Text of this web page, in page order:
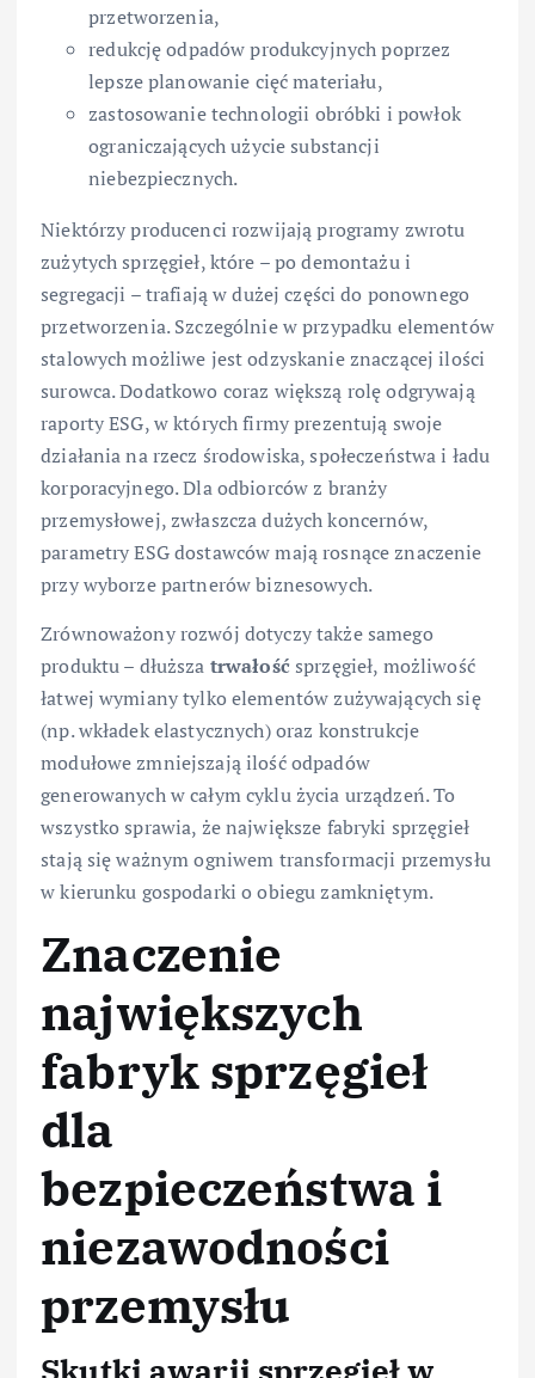
przetworzenia,
redukcję odpadów produkcyjnych poprzez
lepsze planowanie cięć materiału,
zastosowanie technologii obróbki i powłok
ograniczających użycie substancji
niebezpiecznych.
Niektórzy producenci rozwijają programy zwrotu
zużytych sprzęgieł, które – po demontażu i
segregacji – trafiają w dużej części do ponownego
przetworzenia. Szczególnie w przypadku elementów
stalowych możliwe jest odzyskanie znaczącej ilości
surowca. Dodatkowo coraz większą rolę odgrywają
raporty ESG, w których firmy prezentują swoje
działania na rzecz środowiska, społeczeństwa i ładu
korporacyjnego. Dla odbiorców z branży
przemysłowej, zwłaszcza dużych koncernów,
parametry ESG dostawców mają rosnące znaczenie
przy wyborze partnerów biznesowych.
Zrównoważony rozwój dotyczy także samego
produktu – dłuższa trwałość sprzęgieł, możliwość
łatwej wymiany tylko elementów zużywających się
(np. wkładek elastycznych) oraz konstrukcje
modułowe zmniejszają ilość odpadów
generowanych w całym cyklu życia urządzeń. To
wszystko sprawia, że największe fabryki sprzęgieł
stają się ważnym ogniwem transformacji przemysłu
w kierunku gospodarki o obiegu zamkniętym.
Znaczenie
największych
fabryk sprzęgieł
dla
bezpieczeństwa i
niezawodności
przemysłu
Skutki awarii sprzęgieł w